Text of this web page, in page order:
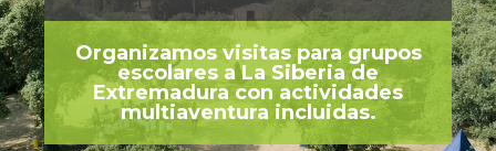
Organizamos visitas para grupos
escolares a La Siberia de
Extremadura con actividades
multiaventura incluidas.